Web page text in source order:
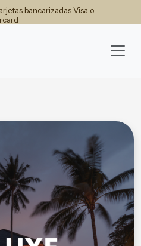
bancarizadas Visa o